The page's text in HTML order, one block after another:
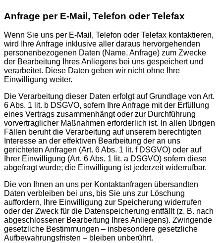
Anfrage per E-Mail, Telefon oder Telefax
Wenn Sie uns per E-Mail, Telefon oder Telefax kontaktieren,
wird Ihre Anfrage inklusive aller daraus hervorgehenden
personenbezogenen Daten (Name, Anfrage) zum Zwecke
der Bearbeitung Ihres Anliegens bei uns gespeichert und
verarbeitet. Diese Daten geben wir nicht ohne Ihre
Einwilligung weiter.
Die Verarbeitung dieser Daten erfolgt auf Grundlage von Art.
6 Abs. 1 lit. b DSGVO, sofern Ihre Anfrage mit der Erfüllung
eines Vertrags zusammenhängt oder zur Durchführung
vorvertraglicher Maßnahmen erforderlich ist. In allen übrigen
Fällen beruht die Verarbeitung auf unserem berechtigten
Interesse an der effektiven Bearbeitung der an uns
gerichteten Anfragen (Art. 6 Abs. 1 lit. f DSGVO) oder auf
Ihrer Einwilligung (Art. 6 Abs. 1 lit. a DSGVO) sofern diese
abgefragt wurde; die Einwilligung ist jederzeit widerrufbar.
Die von Ihnen an uns per Kontaktanfragen übersandten
Daten verbleiben bei uns, bis Sie uns zur Löschung
auffordern, Ihre Einwilligung zur Speicherung widerrufen
oder der Zweck für die Datenspeicherung entfällt (z. B. nach
abgeschlossener Bearbeitung Ihres Anliegens). Zwingende
gesetzliche Bestimmungen – insbesondere gesetzliche
Aufbewahrungsfristen – bleiben unberührt.